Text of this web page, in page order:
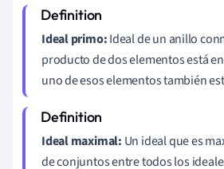
Ideal primo:Ideal de un anillo
producto de dos elementos está
uno de esos elementos también
Ideal maximal: Un ideal que es
de conjuntos entre todos los